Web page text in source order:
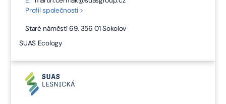
Profil společnosti >
Staré náměstí 69, 356 01 Sokolov
SUAS Ecology